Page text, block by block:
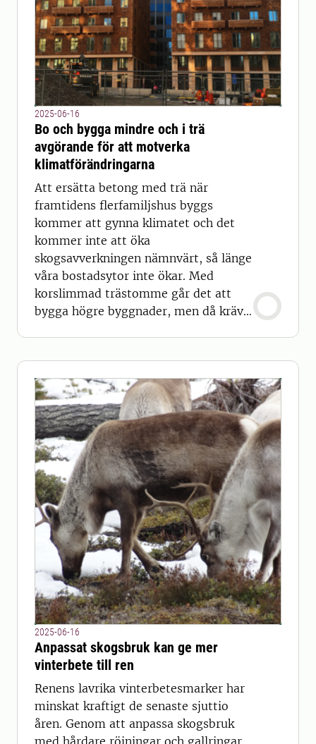
2025-06-16
Bo och bygga mindre och i trä
avgörande för att motverka
klimatförändringarna
Att ersätta betong med trä när
framtidens flerfamiljshus byggs
kommer att gynna klimatet och det
kommer inte att öka
skogsavverkningen nämnvärt, så länge
våra bostadsytor inte ökar. Med
korslimmad trästomme går det att
bygga högre byggnader, men då krävs
2025-06-16
Anpassat skogsbruk kan ge mer
vinterbete till ren
Renens lavrika vinterbetesmarker har
minskat kraftigt de senaste sjuttio
åren. Genom att anpassa skogsbruk
med hårdare röjningar och gallringar